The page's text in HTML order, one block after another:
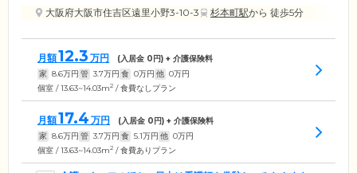
大阪府大阪市住吉区遠里小野3-10-3
杉本町駅から 徒歩5分
月額12.3 万円 (入居金 0円) + 介護保険料
家 8.6万円 管 3.7万円 食 0万円 他 0万円
個室 / 13.63~14.03m2 / 食費なしプラン
月額17.4 万円 (入居金 0円) + 介護保険料
家 8.6万円 管 3.7万円 食 5.1万円 他 0万円
個室 / 13.63~14.03m2 / 食費ありプラン